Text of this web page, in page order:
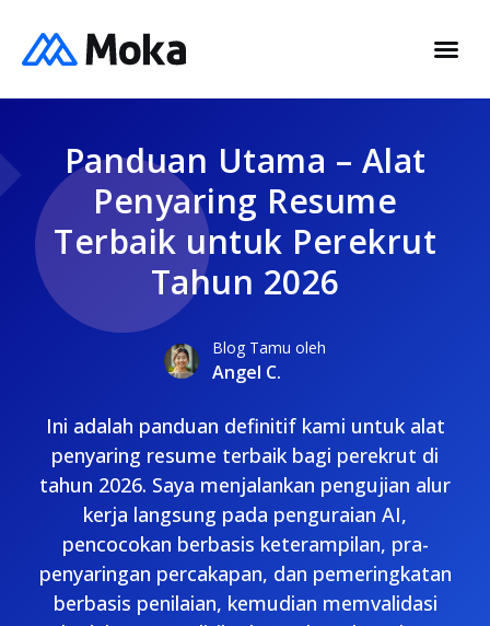
Panduan Utama – Alat
Penyaring Resume
Terbaik untuk Perekrut
Tahun 2026
Blog Tamu oleh
Angel C.
Ini adalah panduan definitif kami untuk alat
penyaring resume terbaik bagi perekrut di
tahun 2026. Saya menjalankan pengujian alur
kerja langsung pada penguraian AI,
pencocokan berbasis keterampilan, pra-
penyaringan percakapan, dan pemeringkatan
berbasis penilaian, kemudian memvalidasi